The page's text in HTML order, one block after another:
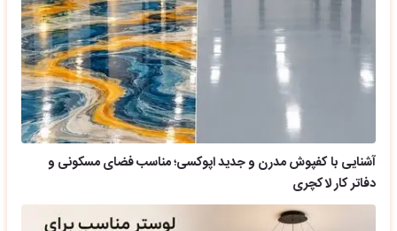
آشنایی با کفپوش مدرن و جدید اپوکسی؛ مناسب فضای مسکونی و
دفاتر کار لاکچری